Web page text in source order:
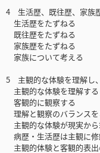
4 生活歴、既往歴、家族
生活歴をたずねる
既往歴をたずねる
家族歴をたずねる
家族について考える
5 主観的な体験を理解し
主観的な体験を理解する
客観的に観察する
理解と観察のバランス
主観的な体験が現実か
病歴・生活歴は主観に
主観的体験と客観的表